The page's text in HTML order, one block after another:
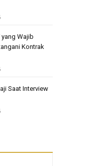
yang Wajib
Kontrak
Saat Interview